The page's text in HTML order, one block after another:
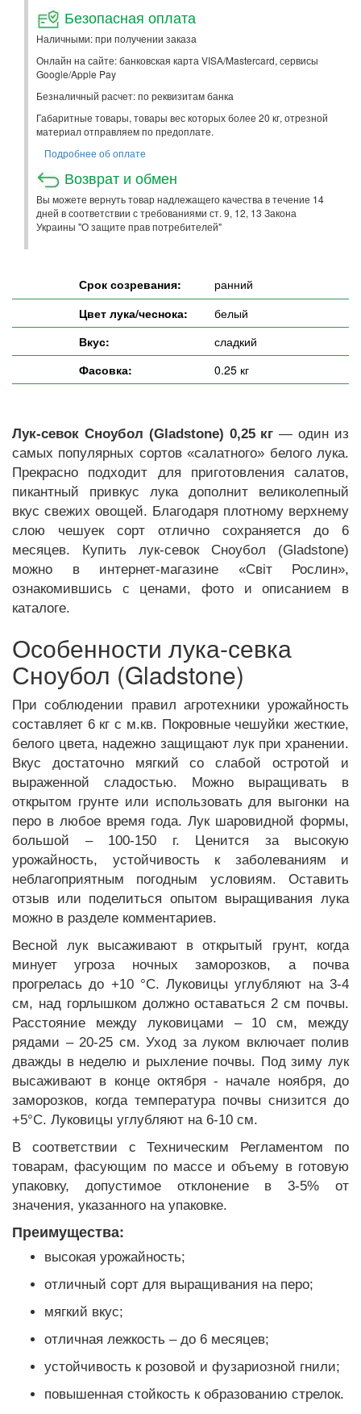
Безопасная оплата
Наличными: при получении заказа
Онлайн на сайте: банковская карта VISA/Mastercard, сервисы
Google/Apple Pay
Безналичный расчет: по реквизитам банка
Габаритные товары, товары вес которых более 20 кг, отрезной
материал отправляем по предоплате.
Подробнее об оплате
Возврат и обмен
Вы можете вернуть товар надлежащего качества в течение 14
дней в соответствии с требованиями ст. 9, 12, 13 Закона
Украины "О защите прав потребителей"
Срок созревания:
ранний
Цвет лука/чеснока:
белый
Вкус:
сладкий
Фасовка:
0.25 кг
Лук-севок Сноубол (Gladstone) 0,25 кг — один из
самых популярных сортов «салатного» белого лука.
Прекрасно подходит для приготовления салатов,
пикантный привкус лука дополнит великолепный
вкус свежих овощей. Благодаря плотному верхнему
слою чешуек сорт отлично сохраняется до 6
месяцев. Купить лук-севок Сноубол (Gladstone)
можно в интернет-магазине «Світ Рослин»,
ознакомившись с ценами, фото и описанием в
каталоге.
Особенности лука-севка
Сноубол (Gladstone)
При соблюдении правил агротехники урожайность
составляет 6 кг с м.кв. Покровные чешуйки жесткие,
белого цвета, надежно защищают лук при хранении.
Вкус достаточно мягкий со слабой остротой и
выраженной сладостью. Можно выращивать в
открытом грунте или использовать для выгонки на
перо в любое время года. Лук шаровидной формы,
большой – 100-150 г. Ценится за высокую
урожайность, устойчивость к заболеваниям и
неблагоприятным погодным условиям. Оставить
отзыв или поделиться опытом выращивания лука
можно в разделе комментариев.
Весной лук высаживают в открытый грунт, когда
минует угроза ночных заморозков, а почва
прогрелась до +10 °C. Луковицы углубляют на 3-4
см, над горлышком должно оставаться 2 см почвы.
Расстояние между луковицами – 10 см, между
рядами – 20-25 см. Уход за луком включает полив
дважды в неделю и рыхление почвы. Под зиму лук
высаживают в конце октября - начале ноября, до
заморозков, когда температура почвы снизится до
+5°C. Луковицы углубляют на 6-10 см.
В соответствии с Техническим Регламентом по
товарам, фасующим по массе и объему в готовую
упаковку, допустимое отклонение в 3-5% от
значения, указанного на упаковке.
Преимущества:
высокая урожайность;
отличный сорт для выращивания на перо;
мягкий вкус;
отличная лежкость – до 6 месяцев;
устойчивость к розовой и фузариозной гнили;
повышенная стойкость к образованию стрелок.